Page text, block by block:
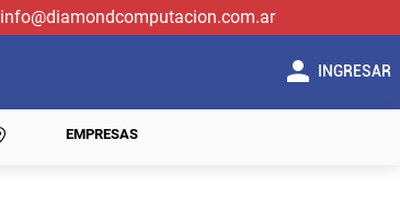
info@diamondcomputacion.com.ar
INGRESAR
EMPRESAS